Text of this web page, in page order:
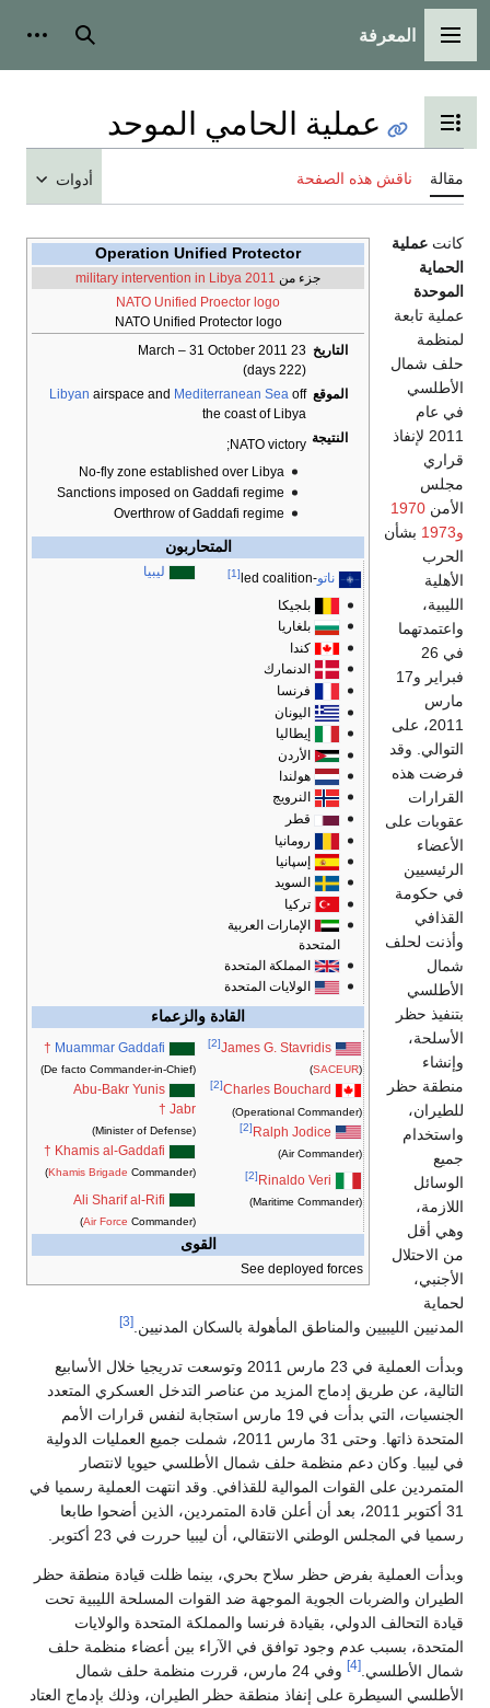
أدوات شخصية
جدول المحتويات
عملية الحامي الموحد
هذه الصفحة
Operation Unified Protector
NATO Unified Proector logo
NATO Unified Protector logo
التاريخ
(222 days)
الموقع
Libyanairspace andMediterranean Sea
the coast of Libya
النتيجة NATO victory;
No-fly zone established over Libya
Sanctions imposed on Gaddafi regime
Overthrow of Gaddafi regime
ناتو [1]
بلغاريا
الدنمارك
إيطاليا
الأردن
هولندا
النرويج
قطر
السويد
تركيا
الإمارات العربية
المتحدة
المملكة المتحدة
الولايات المتحدة
ليبيا
James G. Stavridis
[2]
(
SACEUR
Charles Bouchard
[2]
(Operational Commander)
Ralph Jodice
[2]
Rinaldo Veri
[2]
(Maritime Commander)
Muammar Gaddafi
†
Abu-Bakr Yunis
Jabr
†
(Minister of Defense)
Khamis al-Gaddafi
†
(
Khamis Brigade Commander)
Ali Sharif al-Rifi
Air Force
See deployed forces
والمناطق المأهولة بالسكان المدنيين.[3]
وبدأت العملية في 23 مارس 2011 وتوسعت تدريجيا خلال الأسابيع
طريق إدماج المزيد من عناصر التدخل العسكري المتعدد
الجنسيات، التي بدأت في 19 مارس استجابة لنفس قرارات الأمم
المتحدة ذاتها. وحتى 31 مارس 2011، شملت جميع العمليات الدولية
دعم منظمة حلف شمال الأطلسي حيويا لانتصار
القوات الموالية للقذافي. وقد انتهت العملية رسميا في
31 أكتوبر 2011، بعد أن أعلن قادة المتمردين، الذين أضحوا طابعا
الوطني الانتقالي، أن ليبيا حررت في 23 أكتوبر.
بفرض حظر سلاح بحري، بينما ظلت قيادة منطقة حظر
الجوية الموجهة ضد القوات المسلحة الليبية تحت
الدولي، بقيادة فرنسا والمملكة المتحدة والولايات
عدم وجود توافق في الآراء بين أعضاء منظمة حلف
[4]
وفي 24 مارس، قررت منظمة حلف شمال
على إنفاذ منطقة حظر الطيران، وذلك بإدماج العتاد